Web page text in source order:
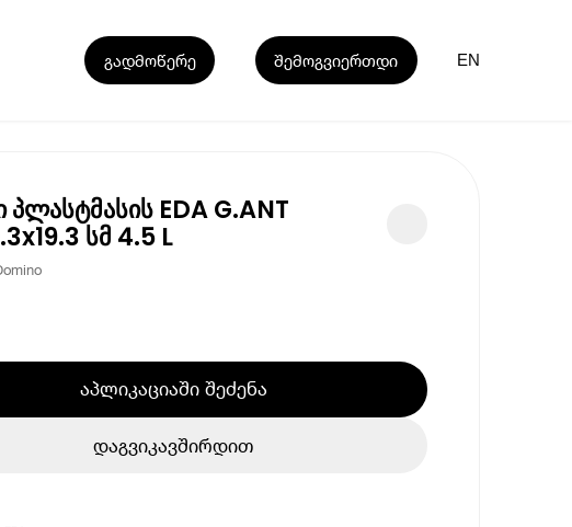
გადმოწერე შემოგვიერთდი EN
პლასტმასის EDA G.ANT
სმ 4.5 L
აპლიკაციაში შეძენა
დაგვიკავშირდით